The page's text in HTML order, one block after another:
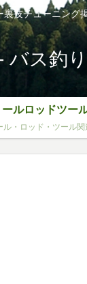
技チューニング
バス釣
ールロッドツー
ル・ロッド・ツール関